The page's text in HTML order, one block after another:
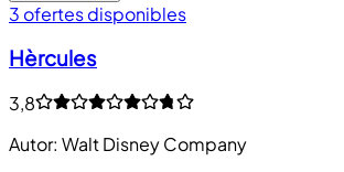
3 ofertes disponibles
Hèrcules
3,8
Autor: Walt Disney Company